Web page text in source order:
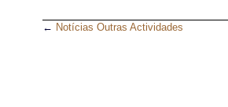
← Notícias Outras Actividades